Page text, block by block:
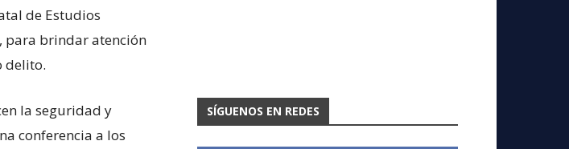
de Estudios
para brindar atención
delito.
la seguridad y
conferencia a los
SÍGUENOS EN REDES